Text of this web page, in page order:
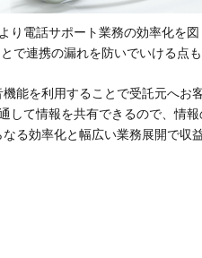
り電話サポート業務の効率化を
で連携の漏れを防いでいける点
能を利用することで受託元へ
して情報を共有できるので、情
る効率化と幅広い業務展開で収